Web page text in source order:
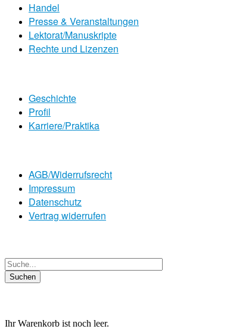
Handel
Presse & Veranstaltungen
Lektorat/Manuskripte
Rechte und Lizenzen
Geschichte
Profil
Karriere/Praktika
AGB/Widerrufsrecht
Impressum
Datenschutz
Vertrag widerrufen
Ihr Warenkorb ist noch leer.